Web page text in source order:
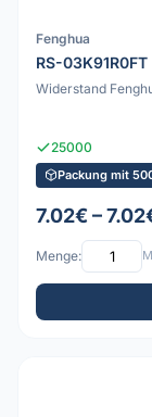
Fenghua
RS-03K91R0FT
Widerstand
25000
Packung mit
7.02€ –
Menge: